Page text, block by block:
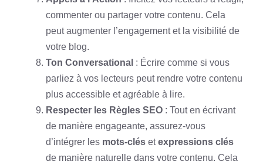
commenter ou partager votre contenu. Cela
peut augmenter l’engagement et la visibilité de
votre blog.
Ton Conversational : Écrire comme si vous
parliez à vos lecteurs peut rendre votre contenu
plus accessible et agréable à lire.
Respecter les Règles SEO : Tout en écrivant
de manière engageante, assurez-vous
d’intégrer les mots-clés etexpressions clés
de manière naturelle dans votre contenu. Cela